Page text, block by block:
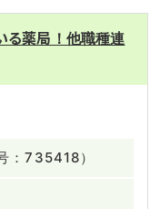
る薬局！他職種連
：735418）